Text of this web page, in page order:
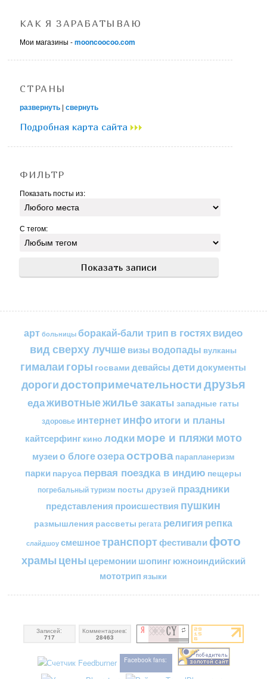
КАК Я ЗАРАБАТЫВАЮ
Мои магазины -mooncoocoo.com
СТРАНЫ
развернуть |свернуть
Подробная карта сайта
ФИЛЬТР
Показать посты из:
С тегом:
арт больницы боракай-бали трип в гостяхвидео
вид сверху лучшевизы водопады вулканы
гималаи горы госвами девайсы детидокументы
дорогидостопримечательностидрузья
едаживотныежильезакаты западные гаты
здоровье интернетинфоитоги и планы
кайтсерфинг кино лодкиморе и пляжимото
музеи о блогеозераострова парапланеризм
парки паруса первая поездка в индию пещеры
погребальный туризм посты друзей праздники
представления происшествия пушкин
размышления рассветы регата религия репка
слайдшоу смешноетранспортфестивали фото
храмы цены церемонии шопингюжноиндийский
мототрип языки
Записей:
717
Комментариев:
28463
Facebook fans: